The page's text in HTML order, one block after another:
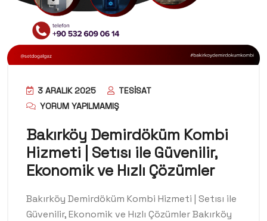
3 ARALIK 2025
TESISAT
YORUM YAPILMAMIŞ
Bakırköy Demirdöküm Kombi
Hizmeti | Setısı ile Güvenilir,
Ekonomik ve Hızlı Çözümler
Bakırköy Demirdöküm Kombi Hizmeti | Setısı ile
Güvenilir, Ekonomik ve Hızlı Çözümler Bakırköy